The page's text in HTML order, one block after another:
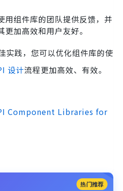
用组件库的团队提供反馈，并
加高效和用户友好。
实践，您可以优化组件库的使
设计流程更加高效、有效。
Component Libraries for
热门推荐